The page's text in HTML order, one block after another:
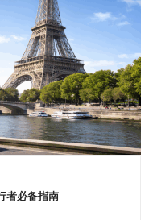
者必备指南